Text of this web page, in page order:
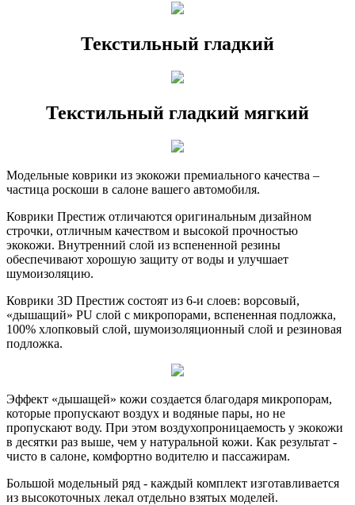
Текстильный гладкий
Текстильный гладкий мягкий
Модельные коврики из экокожи премиального качества –
частица роскоши в салоне вашего автомобиля.
Коврики Престиж отличаются оригинальным дизайном
строчки, отличным качеством и высокой прочностью
экокожи. Внутренний слой из вспененной резины
обеспечивают хорошую защиту от воды и улучшает
шумоизоляцию.
Коврики 3D Престиж состоят из 6-и слоев: ворсовый,
«дышащий» PU слой с микропорами, вспененная подложка,
100% хлопковый слой, шумоизоляционный слой и резиновая
подложка.
Эффект «дышащей» кожи создается благодаря микропорам,
которые пропускают воздух и водяные пары, но не
пропускают воду. При этом воздухопроницаемость у экокожи
в десятки раз выше, чем у натуральной кожи. Как результат -
чисто в салоне, комфортно водителю и пассажирам.
Большой модельный ряд - каждый комплект изготавливается
из высокоточных лекал отдельно взятых моделей.